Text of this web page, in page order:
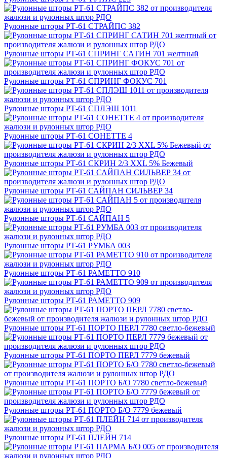
Рулонные шторы РТ-61 СТРАЙПС 382
Рулонные шторы РТ-61 СПРИНГ САТИН 701 желтный
Рулонные шторы РТ-61 СПРИНГ ФОКУС 701
Рулонные шторы РТ-61 СПЛЭШ 1011
Рулонные шторы РТ-61 СОНЕТТЕ 4
Рулонные шторы РТ-61 СКРИН 2/3 XXL 5% Бежевый
Рулонные шторы РТ-61 САЙПАН СИЛЬВЕР 34
Рулонные шторы РТ-61 САЙПАН 5
Рулонные шторы РТ-61 РУМБА 003
Рулонные шторы РТ-61 РАМЕТТО 910
Рулонные шторы РТ-61 РАМЕТТО 909
Рулонные шторы РТ-61 ПОРТО ПЕРЛ 7780 светло-бежевый
Рулонные шторы РТ-61 ПОРТО ПЕРЛ 7779 бежевый
Рулонные шторы РТ-61 ПОРТО Б/О 7780 светло-бежевый
Рулонные шторы РТ-61 ПОРТО Б/О 7779 бежевый
Рулонные шторы РТ-61 ПЛЕЙН 714